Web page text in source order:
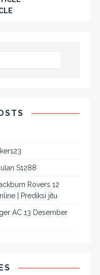
S1288
Rovers 12
| Prediksi jitu
AC 13 Desember